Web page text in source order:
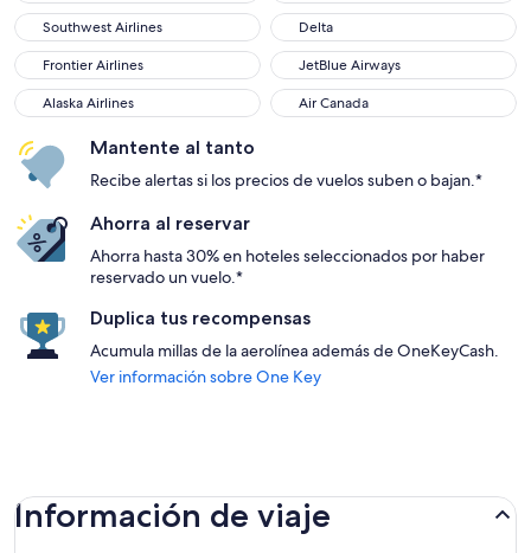
Southwest Airlines
Southwest Airlines Delta
Delta
Frontier Airlines
Frontier Airlines JetBlue Airways
JetBlue Airways
Alaska Airlines
Alaska Airlines Air Canada
Air Canada
Mantente al tanto
Recibe alertas si los precios de vuelos suben o bajan.*
Ahorra al reservar
Ahorra hasta 30% en hoteles seleccionados por haber
reservado un vuelo.*
Duplica tus recompensas
Acumula millas de la aerolínea además de OneKeyCash.
Ver información sobre One Key
Información de viaje